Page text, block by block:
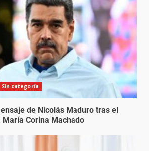
Sin categoría
de Nicolás Maduro tras el
María Corina Machado